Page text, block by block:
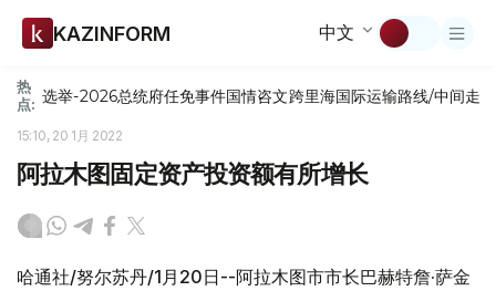
KAZINFORM 中文
热
点: 选举-2026总统府任免事件国情咨文跨里海国际运输路线/中间走廊
15:10, 20 1月 2022
阿拉木图固定资产投资额有所增长
哈通社/努尔苏丹/1月20日--阿拉木图市市长巴赫特詹·萨金